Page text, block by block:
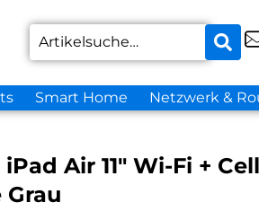
Smart Home Netzwerk &
Air 11″ Wi-Fi +
Grau